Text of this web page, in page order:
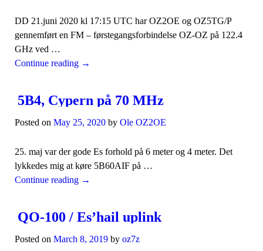
DD 21.juni 2020 kl 17:15 UTC har OZ2OE og OZ5TG/P
gennemført en FM – førstegangsforbindelse OZ-OZ på 122.4
GHz ved …
Continue reading →
5B4, Cypern på 70 MHz
Posted on May 25, 2020 by Ole OZ2OE
25. maj var der gode Es forhold på 6 meter og 4 meter. Det
lykkedes mig at køre 5B60AIF på …
Continue reading →
QO-100 / Es’hail uplink
Posted on March 8, 2019 by oz7z